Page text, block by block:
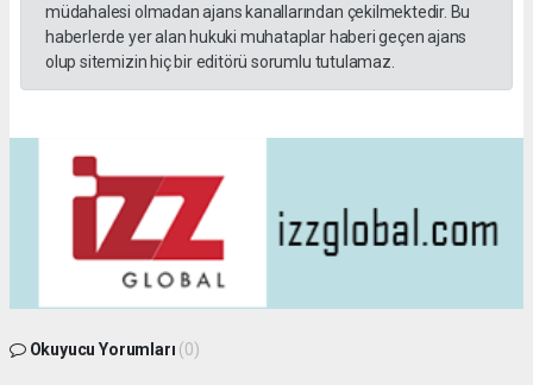
müdahalesi olmadan ajans kanallarından çekilmektedir. Bu
haberlerde yer alan hukuki muhataplar haberi geçen ajans
olup sitemizin hiç bir editörü sorumlu tutulamaz.
Okuyucu Yorumları (0)